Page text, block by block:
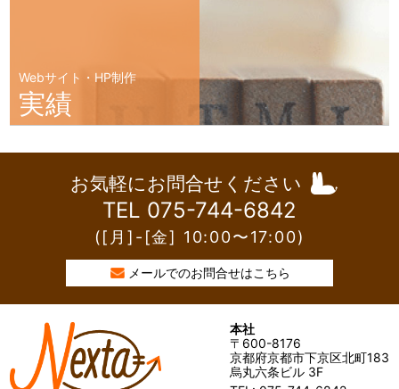
Webサイト・HP制作
実績
お気軽にお問合せください
TEL 075-744-6842
([月]-[金] 10:00〜17:00)
メールでのお問合せはこちら
本社
〒600-8176
京都府京都市下京区北町183
烏丸六条ビル 3F